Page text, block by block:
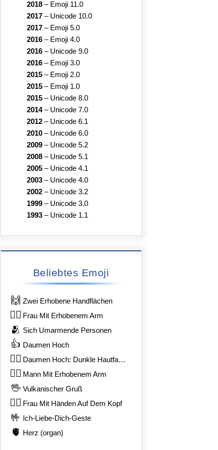
2018 – Emoji 11.0
2017 – Unicode 10.0
2017 – Emoji 5.0
2016 – Emoji 4.0
2016 – Unicode 9.0
2016 – Emoji 3.0
2015 – Emoji 2.0
2015 – Emoji 1.0
2015 – Unicode 8.0
2014– Unicode 7.0
2012 – Unicode 6.1
2010 – Unicode 6.0
2009 – Unicode 5.2
2008 – Unicode 5.1
2005 – Unicode 4.1
2003 – Unicode 4.0
2002 – Unicode 3.2
1999 – Unicode 3.0
1993 – Unicode 1.1
Beliebtes Emoji
🙌 Zwei Erhobene Handflächen
🙋‍♀️ Frau Mit Erhobenem Arm
🫂 Sich Umarmende Personen
👍 Daumen Hoch
👍🏿 Daumen Hoch: Dunkle Hautfarbe
🙋‍♂️ Mann Mit Erhobenem Arm
🖖 Vulkanischer Gruß
🙆‍♀️ Frau Mit Händen Auf Dem Kopf
🤟 Ich-Liebe-Dich-Geste
🫀 Herz (organ)